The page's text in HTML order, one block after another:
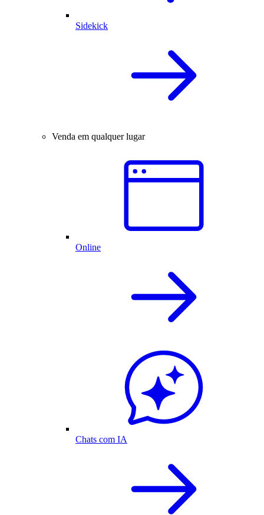
Sidekick
Venda em qualquer lugar
Online
Chats com IA